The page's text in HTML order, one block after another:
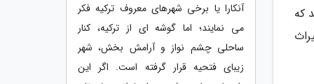
که
آنکارا یا برخی شهرهای معروف ترکیه فکر
می نمایند؛ اما گوشه ای از ترکیه، کنار
ساحلی چشم نواز و آرامش بخش، شهر
زیبای فتحیه قرار گرفته است. اگر این